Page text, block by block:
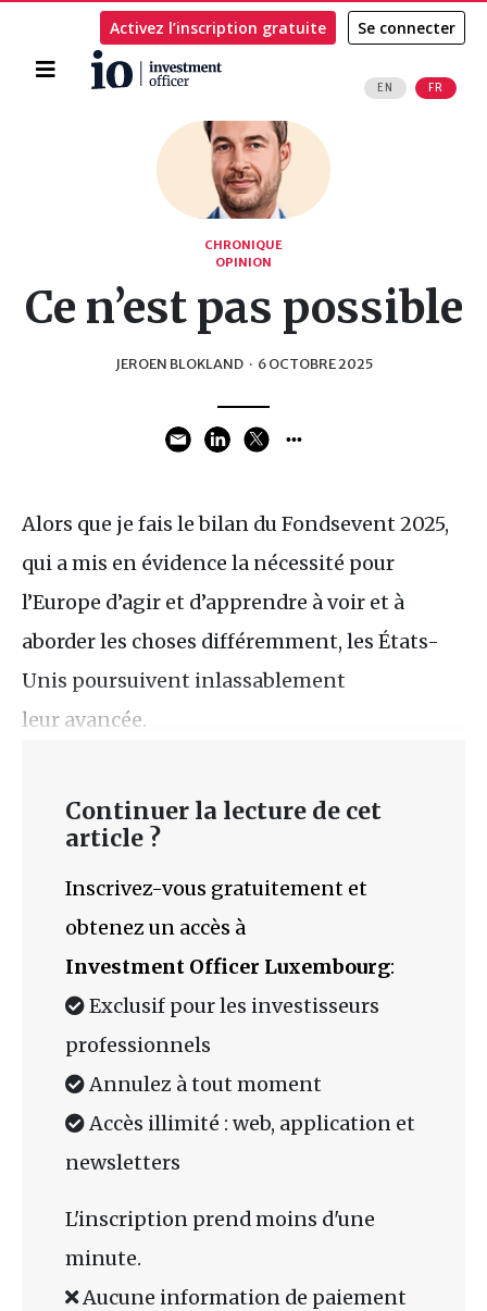
Accueil
EN FR
Activez l’inscription gratuite Se connecter
CHRONIQUE
OPINION
Ce n’est pas possible
JEROEN BLOKLAND · 6 OCTOBRE 2025
Alors que je fais le bilan du Fondsevent 2025,
qui a mis en évidence la nécessité pour
l’Europe d’agir et d’apprendre à voir et à
aborder les choses différemment, les États-
Unis poursuivent inlassablement
leur avancée.
Continuer la lecture de cet
article ?
Inscrivez-vous gratuitement et
obtenez un accès à
Investment Officer Luxembourg:
Exclusif pour les investisseurs
professionnels
Annulez à tout moment
Accès illimité : web, application et
newsletters
L'inscription prend moins d'une
minute.
Aucune information de paiement